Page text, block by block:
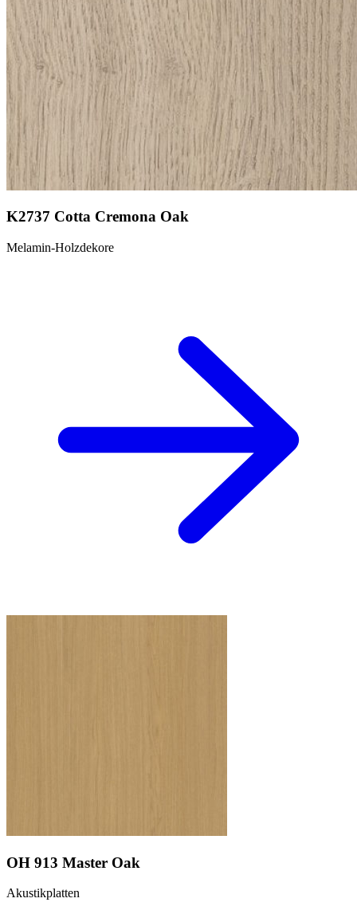
K2737 Cotta Cremona Oak
Melamin-Holzdekore
OH 913 Master Oak
Akustikplatten